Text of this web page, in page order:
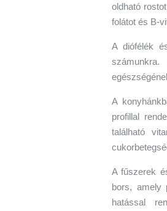
oldható
folátot és B-
A diófélék
A
profillal
található
A fűszerek
bors, amely
hatással